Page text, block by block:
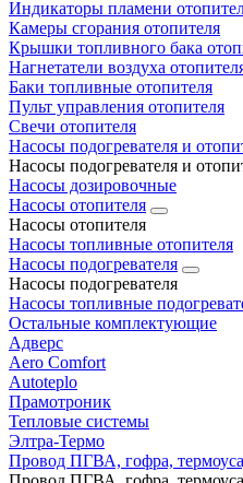
Индикаторы пламени
Камеры сгорания отопителя
Крышки топливного бака
Нагнетатели воздуха
Баки топливные отопителя
Пульт управления отопителя
Свечи отопителя
Насосы подогревателя и
Насосы подогревателя и
Насосы дозировочные
Насосы отопителя
Насосы отопителя
Насосы топливные отопителя
Насосы подогревателя
Насосы подогревателя
Насосы топливные
Остальные комплектующие
Адверс
Aero Comfort
Autoteplo
Прамотроник
Тепловые системы
Элтра-Термо
Провод ПГВА, гофра,